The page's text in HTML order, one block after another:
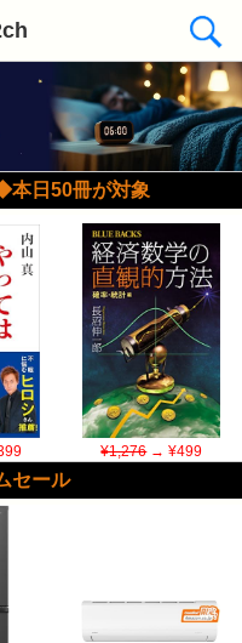
本日50冊が対象
¥1,276→ ¥499
セール